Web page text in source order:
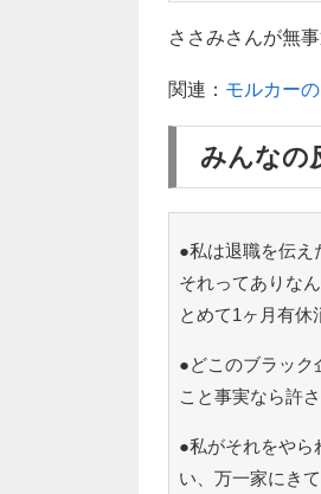
ささみさんが無
関連： モルカー
みんなの
●私は退職を伝え
それってありな
とめて1ヶ月有休
●どこのブラッ
こと事実なら許
●私がそれをやら
い、万一家にき